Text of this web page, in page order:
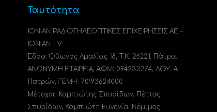
Ταυτότητα
ΙΟΝΙΑΝ ΡΑΔΙΟΤΗΛΕΟΠΤΙΚΕΣ ΕΠΙΧΕΙΡΗΣΕΙΣ ΑΕ -
IONIAN TV
Έδρα: Όθωνος Αμαλίας 18, Τ.Κ. 26221, Πάτρα.
ΑΝΩΝΥΜΗ ΕΤΑΙΡΕΙΑ, ΑΦΜ: 094233274, ΔΟΥ: A
Πατρών, ΓΕΜΗ: 70193624000.
Μέτοχοι: Καμπιώτης Σπυρίδων, Πέττας
Σπυρίδων, Καμπιώτη Ευγενία. Νόμιμος